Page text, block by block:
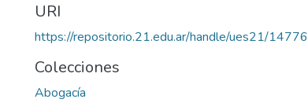
URI
https://repositorio.21.edu.ar/handle/ues21/14776
Colecciones
Abogacía